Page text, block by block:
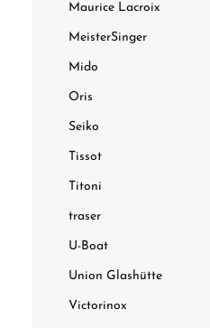
Maurice Lacroix
MeisterSinger
Mido
Oris
Seiko
Tissot
Titoni
traser
U-Boat
Union Glashütte
Victorinox